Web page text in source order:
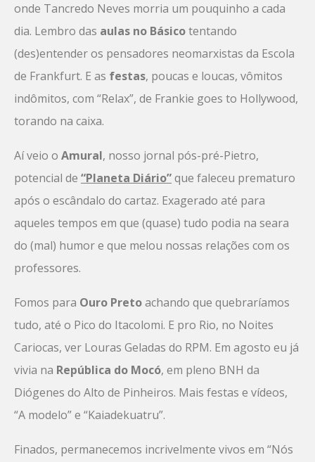
onde Tancredo Neves morria um pouquinho a cada
dia. Lembro das aulas no Básicotentando
(des)entender os pensadores neomarxistas da Escola
de Frankfurt. E as festas, poucas e loucas, vômitos
indômitos, com “Relax”, de Frankie goes to Hollywood,
torando na caixa.
Aí veio o Amural, nosso jornal pós-pré-Pietro,
potencial de “Planeta Diário”que faleceu prematuro
após o escândalo do cartaz. Exagerado até para
aqueles tempos em que (quase) tudo podia na seara
do (mal) humor e que melou nossas relações com os
professores.
Fomos para Ouro Pretoachando que quebraríamos
tudo, até o Pico do Itacolomi. E pro Rio, no Noites
Cariocas, ver Louras Geladas do RPM. Em agosto eu já
vivia na República do Mocó, em pleno BNH da
Diógenes do Alto de Pinheiros. Mais festas e vídeos,
“A modelo” e “Kaiadekuatru”.
Finados, permanecemos incrivelmente vivos em “Nós